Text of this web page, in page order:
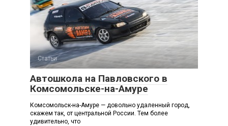
Статьи
Автошкола на Павловского в
Комсомольске-на-Амуре
Комсомольск-на-Амуре — довольно удаленный город,
скажем так, от центральной России. Тем более
удивительно, что